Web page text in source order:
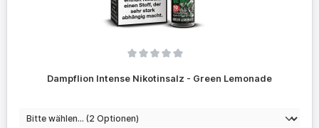
Dampflion Intense Nikotinsalz - Green Lemonade
Nikotinstärkeauswählen